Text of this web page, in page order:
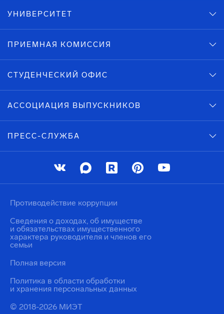
УНИВЕРСИТЕТ
ПРИЕМНАЯ КОМИССИЯ
СТУДЕНЧЕСКИЙ ОФИС
АССОЦИАЦИЯ ВЫПУСКНИКОВ
ПРЕСС-СЛУЖБА
© 2018-2026 МИЭТ
Политика в области обработки
и хранения персональных данных
Противодействие коррупции
Сведения о доходах, об имуществе
и обязательствах имущественного
характера руководителя и членов его
семьи
Полная версия